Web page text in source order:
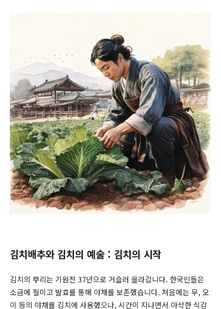
김치배추와 김치의 예술 : 김치의 시작
김치의 뿌리는 기원전 37년으로 거슬러 올라갑니다. 한국인들은
소금에 절이고 발효를 통해 야채를 보존했습니다. 처음에는 무, 오
이 등의 야채를 김치에 사용했으나, 시간이 지나면서 아삭한 식감